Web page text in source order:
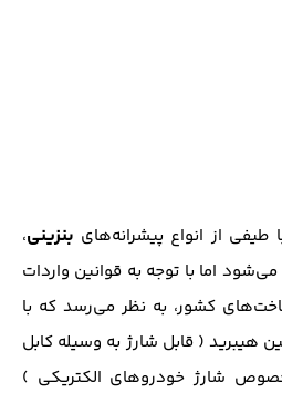
طیفی از انواع پیشرانه‌های بنزینی،
اما با توجه به قوانین واردات
کشور، به نظر می‌رسد که با
هیبرید ( قابل شارژ به وسیله کابل
شارژ خودرو‌های الکتریکی‌ )